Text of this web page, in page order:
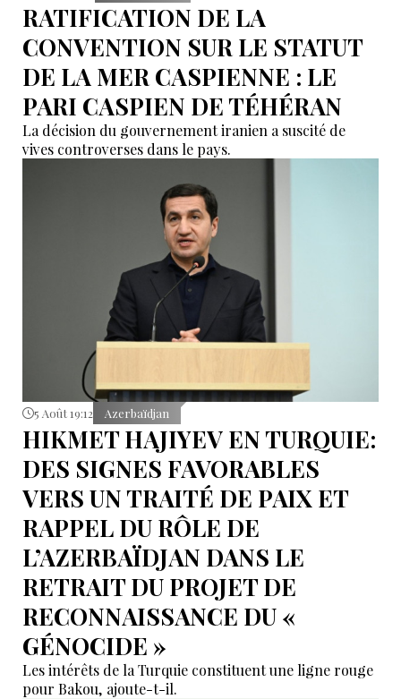
RATIFICATION DE LA
CONVENTION SUR LE STATUT
DE LA MER CASPIENNE : LE
PARI CASPIEN DE TÉHÉRAN
La décision du gouvernement iranien a suscité de
vives controverses dans le pays.
5 Août 19:12 Azerbaïdjan
HIKMET HAJIYEV EN TURQUIE:
DES SIGNES FAVORABLES
VERS UN TRAITÉ DE PAIX ET
RAPPEL DU RÔLE DE
L’AZERBAÏDJAN DANS LE
RETRAIT DU PROJET DE
RECONNAISSANCE DU «
GÉNOCIDE »
Les intérêts de la Turquie constituent une ligne rouge
pour Bakou, ajoute-t-il.